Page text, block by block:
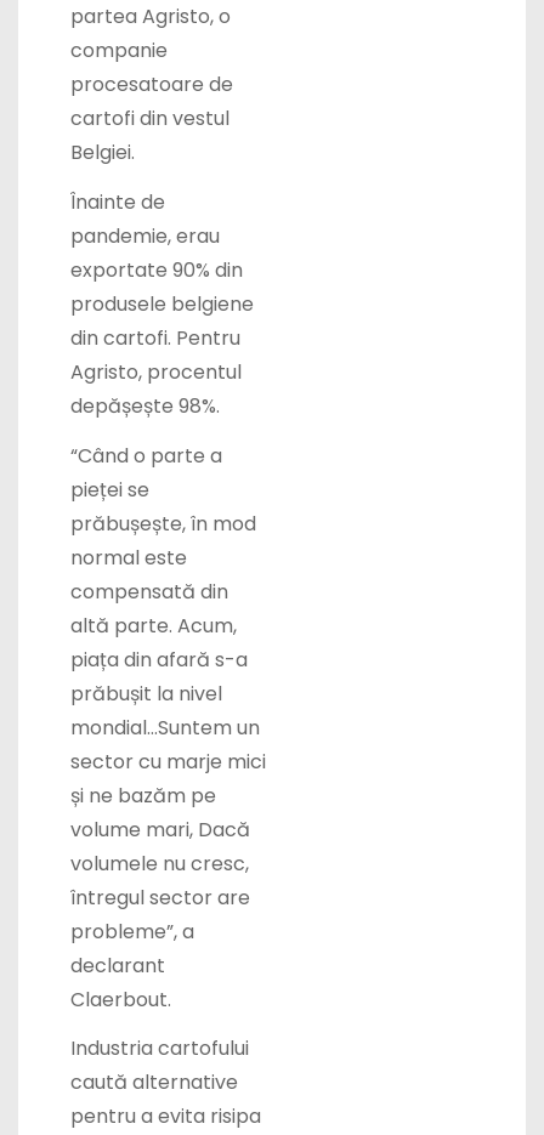
partea Agristo, o
companie
procesatoare de
cartofi din vestul
Belgiei.
Înainte de
pandemie, erau
exportate 90% din
produsele belgiene
din cartofi. Pentru
Agristo, procentul
depășește 98%.
“Când o parte a
pieței se
prăbușește, în mod
normal este
compensată din
altă parte. Acum,
piața din afară s-a
prăbușit la nivel
mondial…Suntem un
sector cu marje mici
și ne bazăm pe
volume mari, Dacă
volumele nu cresc,
întregul sector are
probleme”, a
declarant
Claerbout.
Industria cartofului
caută alternative
pentru a evita risipa